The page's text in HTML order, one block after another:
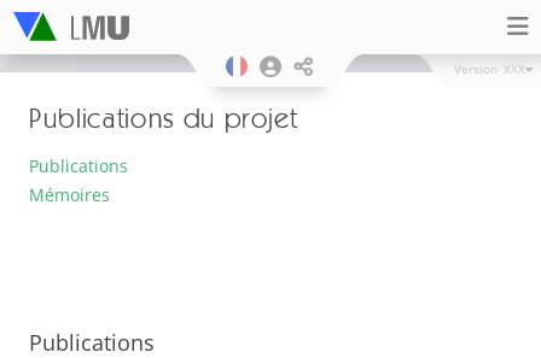
Version XXX
Publications du projet
Publications
Mémoires
Publications